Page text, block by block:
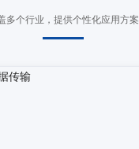
多个行业，提供个性化应用方案